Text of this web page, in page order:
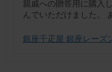
親戚への贈答用に購入
んでいただけました。
銀座千疋屋 銀座レーズ